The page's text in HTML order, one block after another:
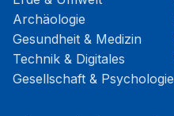
Archäologie
Gesundheit & Medizin
Technik & Digitales
Gesellschaft & Psychologie